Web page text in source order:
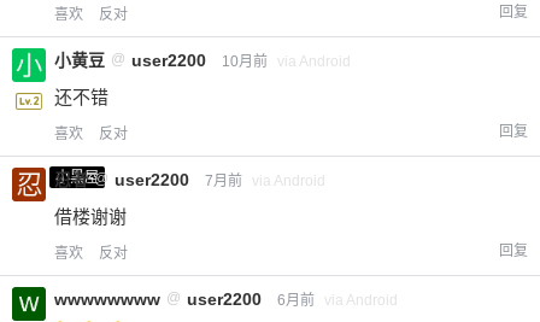
喜欢 反对 回复
小黄豆 @ user2200 10月前 via Android
还不错
喜欢 反对 回复
小黑屋
忍者 @ user2200 7月前 via Android
借楼谢谢
喜欢 反对 回复
wwwwwwww @ user2200 6月前 via Android